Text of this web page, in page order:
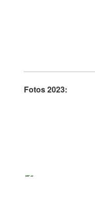
Fotos 2023: